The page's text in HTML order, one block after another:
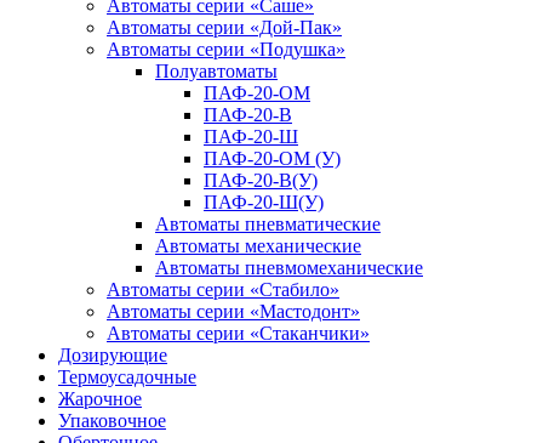
Автоматы серии «Саше»
Автоматы серии «Дой-Пак»
Автоматы серии «Подушка»
Полуавтоматы
ПАФ-20-ОM
ПАФ-20-В
ПАФ-20-Ш
ПАФ-20-ОМ (У)
ПАФ-20-В(У)
ПАФ-20-Ш(У)
Автоматы пневматические
Автоматы механические
Автоматы пневмомеханические
Автоматы серии «Стабило»
Автоматы серии «Мастодонт»
Автоматы серии «Стаканчики»
Дозирующие
Термоусадочные
Жарочное
Упаковочное